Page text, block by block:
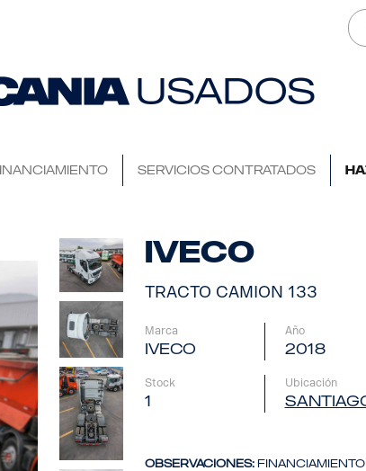
SERVICIOS CONTRATADOS
IVECO
TRACTO CAMION 133
Marca
IVECO
Año
2018
Stock
1
Ubicación
OBSERVACIONES: